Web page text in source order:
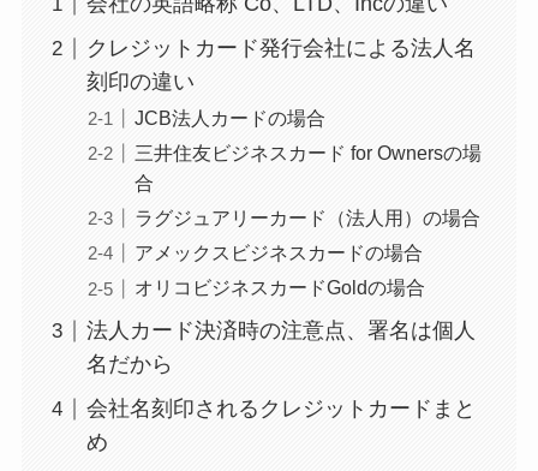
クレジットカード発行会社による法人名
刻印の違い
JCB法人カードの場合
三井住友ビジネスカード for Ownersの場
合
ラグジュアリーカード（法人用）の場合
アメックスビジネスカードの場合
オリコビジネスカードGoldの場合
法人カード決済時の注意点、署名は個人
名だから
会社名刻印されるクレジットカードまと
め